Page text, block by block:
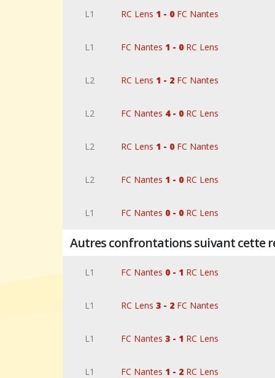
L1 RC Lens 1 - 0 FC Nantes
L1 FC Nantes 1 - 0 RC Lens
L2 RC Lens 1 - 2 FC Nantes
L2 FC Nantes 4 - 0 RC Lens
L2 RC Lens 1 - 0 FC Nantes
L2 FC Nantes 1 - 0 RC Lens
L1 FC Nantes 0 - 0 RC Lens
Autres confrontations suivant cette
L1 FC Nantes 0 - 1 RC Lens
L1 RC Lens3 - 2 FC Nantes
L1 FC Nantes3 - 1 RC Lens
L1 FC Nantes 1 - 2 RC Lens